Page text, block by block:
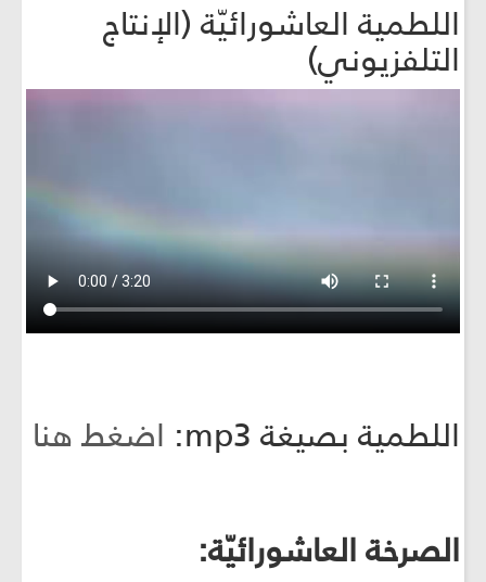
اللطمية العاشورائيّة (الإنتاج
التلفزيوني)
اللطمية بصيغة mp3: اضغط هنا
الصرخة العاشورائيّة: